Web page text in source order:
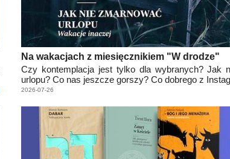
Na wakacjach z miesięcznikiem "W drodze"
Czy kontemplacja jest tylko dla wybranych? Jak
urlopu? Co nas jeszcze gorszy? Co dobrego z
2026-07-26